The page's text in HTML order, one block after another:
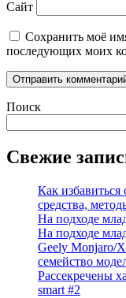
Сайт
Сохранить моё
последующих моих
Поиск
Свежие
Как избавиться
средства,
На подходе
На подходе
Geely Monjaro/
семейство
Рассекречены
smart #2